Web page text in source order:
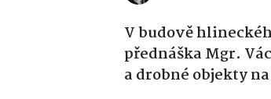
V budově
přednáška Mgr.
a drobné objekty